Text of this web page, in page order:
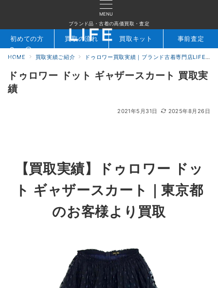
MENU
ブランド品・古着の高価買取・査定
検索 お問合せ
初めての方 買取の流れ 買取キット 事前査定
HOME 買取実績ご紹介 ドゥロワー買取実績｜ブランド古着専門店LIFE
ドゥロワー ドット ギャザースカート 買取実
績
2021年5月31日 2025年8月26日
【買取実績】ドゥロワー ドッ
ト ギャザースカート
｜東京都
のお客様より買取